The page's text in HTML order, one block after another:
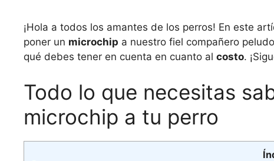
¡Hola a todos los amantes de los perros! En este
poner un microchip a nuestro fiel compañero
qué debes tener en cuenta en cuanto al costo.
Todo lo que necesitas
microchip a tu perro